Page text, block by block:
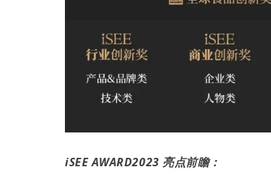
iSEE AWARD2023 亮点前瞻：